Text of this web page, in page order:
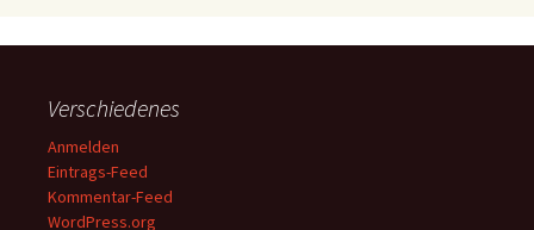
Verschiedenes
Anmelden
Eintrags-Feed
Kommentar-Feed
WordPress.org